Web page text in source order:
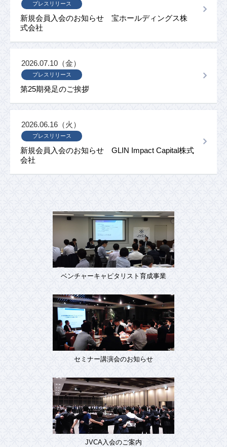
新規会員入会のお知らせ 宝ホールディングス株
式会社
プレスリリース
第25期発足のご挨拶
プレスリリース
2026.07.10（金）
新規会員入会のお知らせ GLIN Impact Capital株式
会社
プレスリリース
2026.06.16（火）
ベンチャーキャピタリスト育成事業
セミナー講演会のお知らせ
JVCA入会のご案内